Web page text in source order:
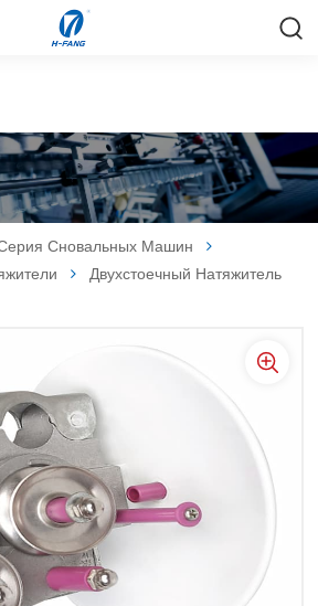
Сновальных Машин
Двухстоечный Натяжитель